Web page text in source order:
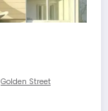
Golden Street